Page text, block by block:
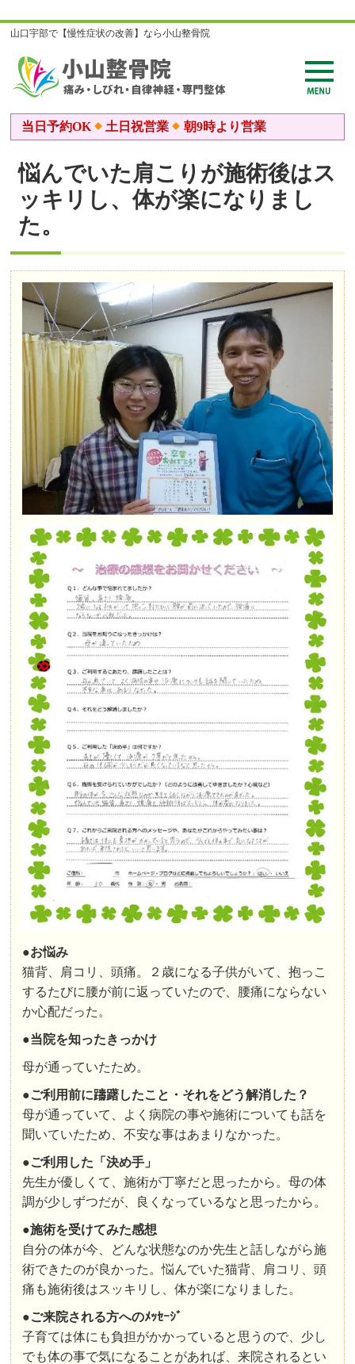
山口宇部で【慢性症状の改善】なら小山整骨院
当日予約OK 土日祝営業 朝9時より営業
悩んでいた肩こりが施術後はス
ッキリし、体が楽になりまし
た。
●お悩み
猫背、肩コリ、頭痛。２歳になる子供がいて、抱っこ
するたびに腰が前に返っていたので、腰痛にならない
か心配だった。
●当院を知ったきっかけ
母が通っていたため。
●ご利用前に躊躇したこと・それをどう解消した？
母が通っていて、よく病院の事や施術についても話を
聞いていたため、不安な事はあまりなかった。
●ご利用した「決め手」
先生が優しくて、施術が丁寧だと思ったから。母の体
調が少しずつだが、良くなっているなと思ったから。
●施術を受けてみた感想
自分の体が今、どんな状態なのか先生と話しながら施
術できたのが良かった。悩んでいた猫背、肩コリ、頭
痛も施術後はスッキリし、体が楽になりました。
●ご来院される方へのﾒｯｾｰｼﾞ
子育ては体にも負担がかかっていると思うので、少し
でも体の事で気になることがあれば、来院されるとい